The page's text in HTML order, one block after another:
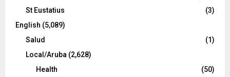
St Eustatius
(3)
English (5,089)
Salud
(1)
Local/Aruba (2,628)
Health
(50)